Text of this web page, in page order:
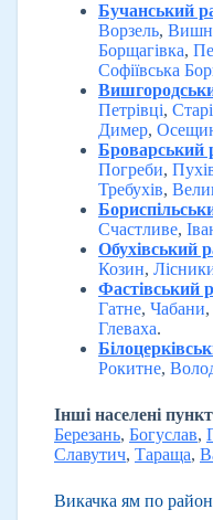
Бучанський
Ворзель,
Борщагівка,
Софіївська
Петрівці,
Димер,
Броварський
Погреби,
Требухів,
Счастливе,
Обухівський
Козин,
Фастівський
Гатне, Чабани,
Глеваха.
Рокитне,
Інші населені
Березань, Богуслав,
Славутич, Тараща,
Викачка ям по